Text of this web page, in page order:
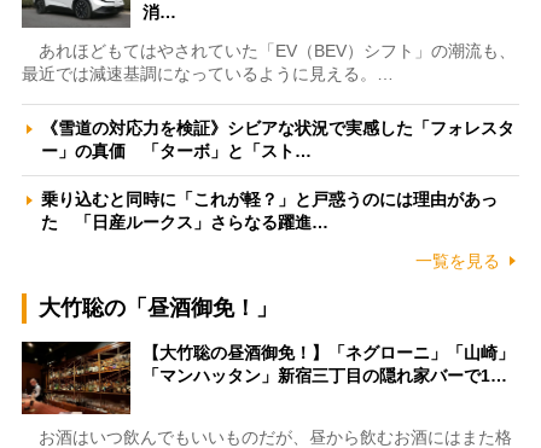
消…
あれほどもてはやされていた「EV（BEV）シフト」の潮流も、
最近では減速基調になっているように見える。…
《雪道の対応力を検証》シビアな状況で実感した「フォレスタ
ー」の真価 「ターボ」と「スト…
乗り込むと同時に「これが軽？」と戸惑うのには理由があっ
た 「日産ルークス」さらなる躍進…
一覧を見る
大竹聡の「昼酒御免！」
【大竹聡の昼酒御免！】「ネグローニ」「山崎」
「マンハッタン」新宿三丁目の隠れ家バーで1…
お酒はいつ飲んでもいいものだが、昼から飲むお酒にはまた格